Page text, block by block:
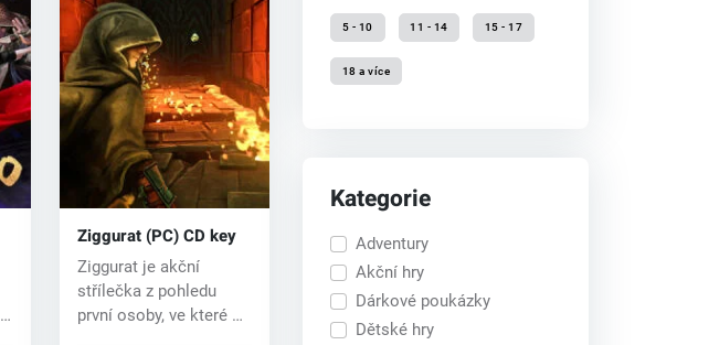
Ziggurat (PC) CD key
Ziggurat je akční
střílečka z pohledu
první osoby, ve které se
5 - 10 11 - 14 15 - 17
18 a více
Kategorie
Adventury
Akční hry
Dárkové poukázky
Dětské hry